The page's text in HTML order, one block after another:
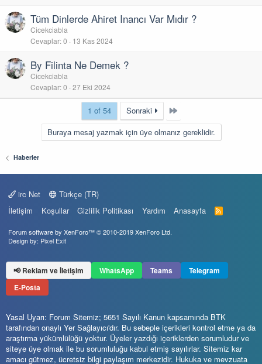
Tüm Dinlerde Ahiret Inancı Var Mıdır ?
Cicekciabla
Cevaplar 0 13 Kas 2024
By Filinta Ne Demek ?
Cicekciabla
Cevaplar 0 27 Eki 2024
1 of 54 Sonraki
Last
Buraya mesaj yazmak için üye olmanız gereklidir.
Haberler
irc Net
Türkçe (TR)
İletişim
Koşullar Gizlilik Politikası Yardım Anasayfa
R
S
Forum software by XenForo™© 2010-2019 XenForo Ltd.
Design by: Pixel Exit
📢 Reklam ve İletişim WhatsApp Teams
Telegram
E-Posta
Yasal Uyarı: Forum Sitemiz; 5651 Sayılı Kanun kapsamında BTK
tarafından onaylı Yer Sağlayıcı'dır. Bu sebeple içerikleri kontrol etme ya da
araştırma yükümlülüğü yoktur. Üyeler yazdığı içeriklerden sorumludur ve
siteye üye olmak ile bu sorumluluğu kabul etmiş sayılırlar. Sitemiz kar
amacı gütmez, ücretsiz bilgi paylaşım merkezidir. Hukuka ve mevzuata